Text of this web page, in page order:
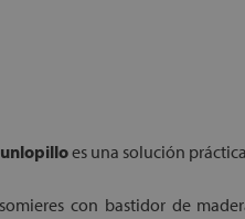
es una solución
con bastidor de